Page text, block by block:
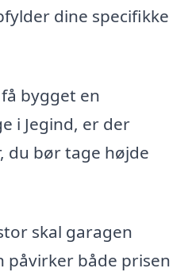
dine specifikke
bygget en
i Jegind, er der
du bør tage højde
skal garagen
påvirker både prisen